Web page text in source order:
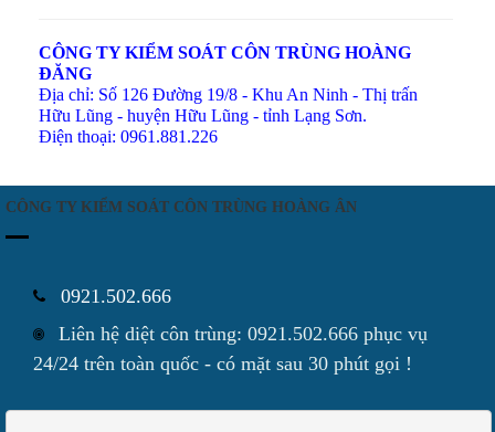
CÔNG TY KIỂM SOÁT CÔN TRÙNG HOÀNG
ĐĂNG
Địa chỉ: Số 126 Đường 19/8 - Khu An Ninh - Thị trấn
Hữu Lũng - huyện Hữu Lũng - tỉnh Lạng Sơn.
Điện thoại: 0961.881.226
CÔNG TY KIỂM SOÁT CÔN TRÙNG HOÀNG ÂN
0921.502.666
Liên hệ diệt côn trùng: 0921.502.666 phục vụ
24/24 trên toàn quốc - có mặt sau 30 phút gọi !